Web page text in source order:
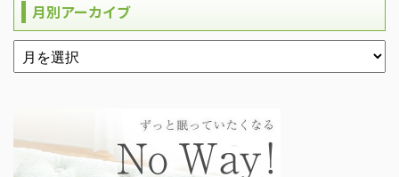
月別アーカイブ